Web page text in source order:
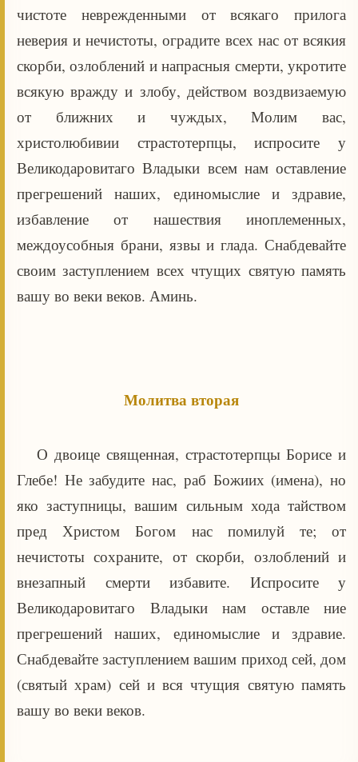
чистоте неврежденными от всякаго прилога
неверия и нечистоты, оградите всех нас от всякия
скорби, озлоблений и напрасныя смерти, укротите
всякую вражду и злобу, действом воздвизаемую
от ближних и чуждых, Молим вас,
христолюбивии страстотерпцы, испросите у
Великодаровитаго Владыки всем нам оставление
прегрешений наших, единомыслие и здравие,
избавление от нашествия иноплеменных,
междоусобныя брани, язвы и глада. Снабдевайте
своим заступлением всех чтущих святую память
вашу во веки веков. Аминь.
Молитва вторая
О двоице священная, страстотерпцы Борисе и
Глебе! Не забудите нас, раб Божиих (имена), но
яко заступницы, вашим сильным хода тайством
пред Христом Богом нас помилуй те; от
нечистоты сохраните, от скорби, озлоблений и
внезапный смерти избавите. Испросите у
Великодаровитаго Владыки нам оставле ние
прегрешений наших, единомыслие и здравие.
Снабдевайте заступлением вашим приход сей, дом
(святый храм) сей и вся чтущия святую память
вашу во веки веков.